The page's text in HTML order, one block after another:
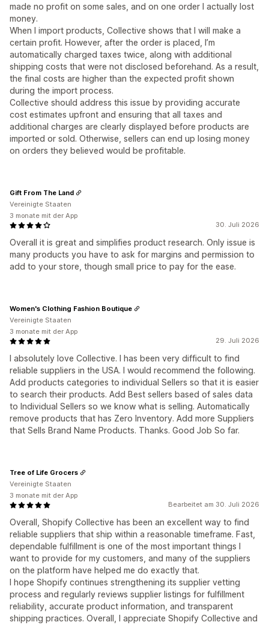
made no profit on some sales, and on one order I actually lost
money.
When I import products, Collective shows that I will make a
certain profit. However, after the order is placed, I’m
automatically charged taxes twice, along with additional
shipping costs that were not disclosed beforehand. As a result,
the final costs are higher than the expected profit shown
during the import process.
Collective should address this issue by providing accurate
cost estimates upfront and ensuring that all taxes and
additional charges are clearly displayed before products are
imported or sold. Otherwise, sellers can end up losing money
on orders they believed would be profitable.
30. Juli 2026
Overall it is great and simplifies product research. Only issue is
many products you have to ask for margins and permission to
add to your store, though small price to pay for the ease.
Gift From The Land
Vereinigte Staaten
3 monate mit der App
29. Juli 2026
I absolutely love Collective. I has been very difficult to find
reliable suppliers in the USA. I would recommend the following.
Add products categories to individual Sellers so that it is easier
to search their products. Add Best sellers based of sales data
to Individual Sellers so we know what is selling. Automatically
remove products that has Zero Inventory. Add more Suppliers
that Sells Brand Name Products. Thanks. Good Job So far.
Women's Clothing Fashion Boutique
Vereinigte Staaten
3 monate mit der App
Bearbeitet am 30. Juli 2026
Overall, Shopify Collective has been an excellent way to find
reliable suppliers that ship within a reasonable timeframe. Fast,
dependable fulfillment is one of the most important things I
want to provide for my customers, and many of the suppliers
on the platform have helped me do exactly that.
I hope Shopify continues strengthening its supplier vetting
process and regularly reviews supplier listings for fulfillment
reliability, accurate product information, and transparent
shipping practices. Overall, I appreciate Shopify Collective and
Tree of Life Grocers
Vereinigte Staaten
3 monate mit der App